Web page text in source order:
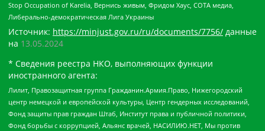
Stop Occupation of Karelia, Вернись живым, Фридом Хаус, СОТА медиа,
Либерально-демократическая Лига Украины
Источник: https://minjust.gov.ru/ru/documents/7756/ данные
на 13.05.2024
* Сведения реестра НКО, выполняющих функции
иностранного агента:
Лилит, Правозащитная группа Гражданин.Армия.Право, Нижегородский
центр немецкой и европейской культуры, Центр гендерных исследований,
Фонд защиты прав граждан Штаб, Институт права и публичной политики,
Фонд борьбы с коррупцией, Альянс врачей, НАСИЛИЮ.НЕТ, Мы против